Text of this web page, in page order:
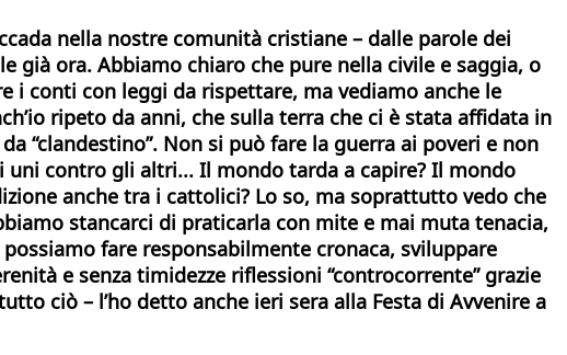
nella nostre comunità cristiane – dalle parole dei
ora. Abbiamo chiaro che pure nella civile e saggia, o
i conti con leggi da rispettare, ma vediamo anche le
ripeto da anni, che sulla terra che ci è stata affidata in
“clandestino”. Non si può fare la guerra ai poveri e non
contro gli altri... Il mondo tarda a capire? Il mondo
anche tra i cattolici? Lo so, ma soprattutto vedo che
stancarci di praticarla con mite e mai muta tenacia,
fare responsabilmente cronaca, sviluppare
e senza timidezze riflessioni “controcorrente” grazie
ciò – l’ho detto anche ieri sera alla Festa di Avvenire a